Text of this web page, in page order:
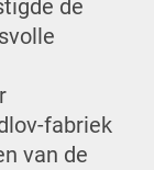
de
fabriek
van de